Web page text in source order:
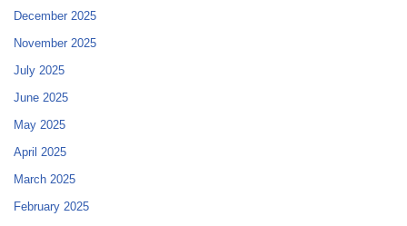
December 2025
November 2025
July 2025
June 2025
May 2025
April 2025
March 2025
February 2025